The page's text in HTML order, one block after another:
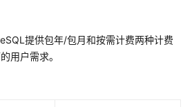
提供包年/包月和按需计费两种计费
用户需求。